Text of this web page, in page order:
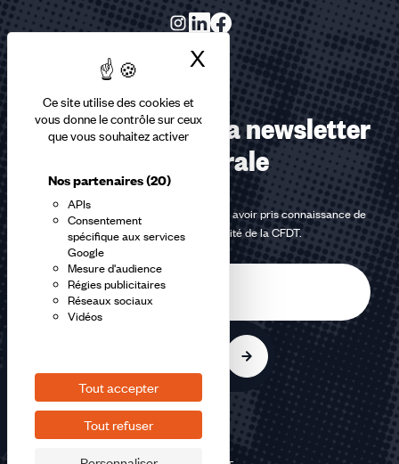
Ce site utilise des cookies et
vous donne le contrôle sur ceux
que vous souhaitez activer
Nos partenaires(20)
APIs
Consentement
spécifique aux services
Google
Mesure d'audience
Régies publicitaires
Réseaux sociaux
Vidéos
Tout accepter
Tout refuser
X Masquer le
Abonnez-vous à la newsletter
confédérale
En m'inscrivant à la newsletter, j'affirme avoir pris connaissance de
lapolitique de confidentialité de la CFDT.